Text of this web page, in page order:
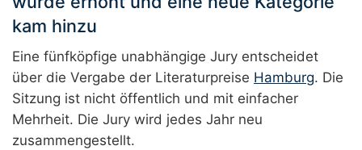
kam hinzu
Eine fünfköpfige unabhängige Jury entscheidet
über die Vergabe der Literaturpreise Hamburg. Die
Sitzung ist nicht öffentlich und mit einfacher
Mehrheit. Die Jury wird jedes Jahr neu
zusammengestellt.